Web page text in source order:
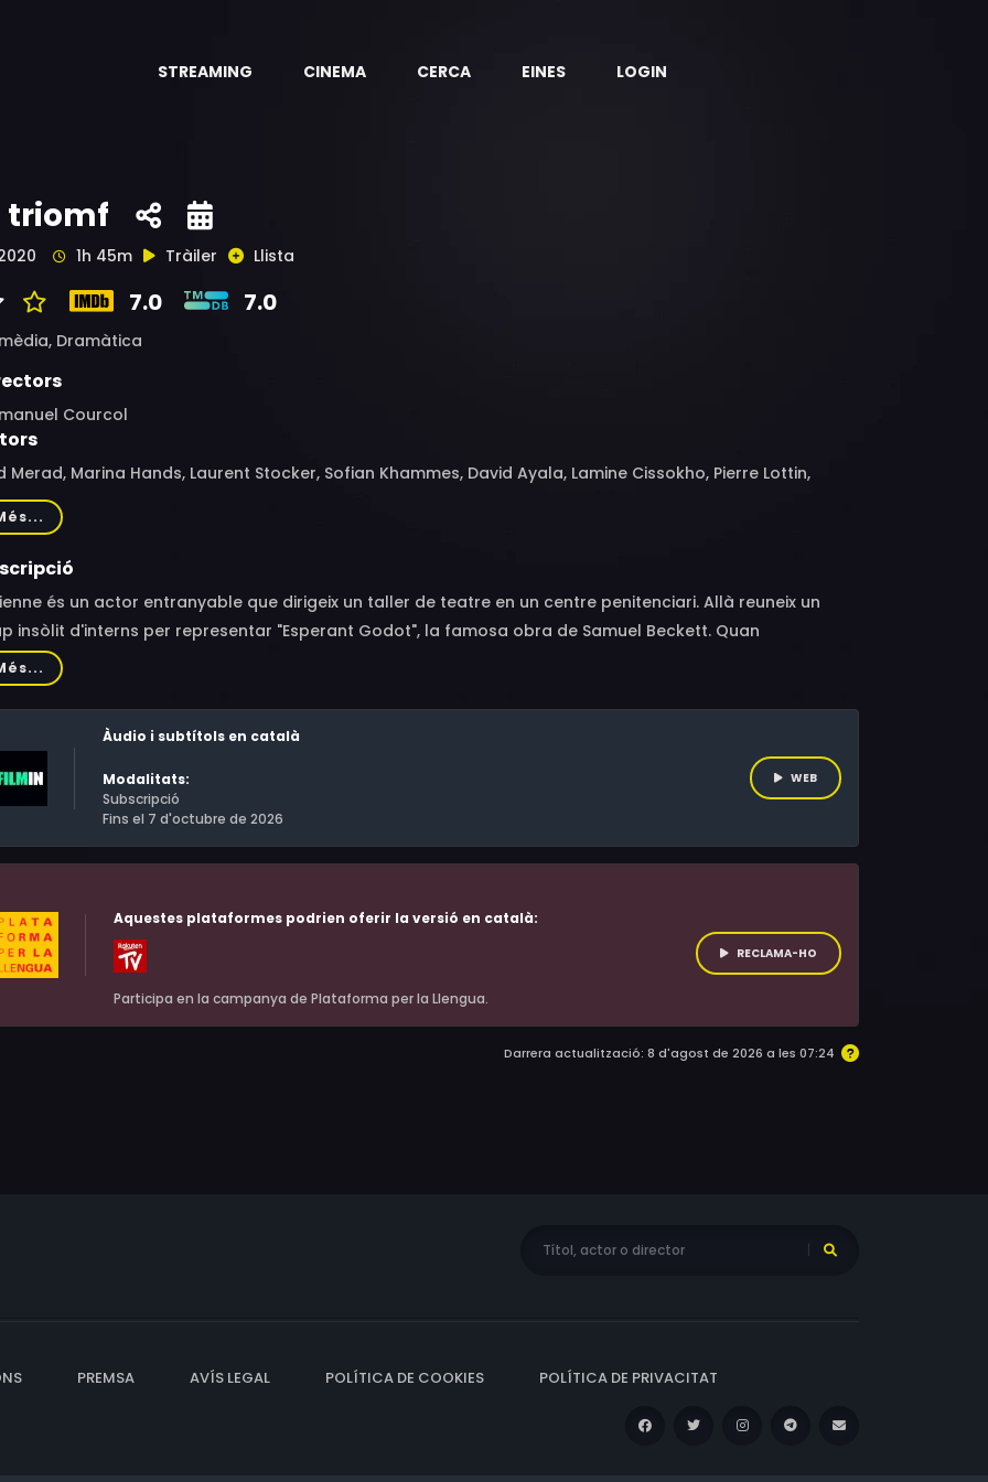
STREAMING CINEMA CERCA EINES LOGIN
triomf
1h 45m Tràiler Llista
7.0 7.0
Dramàtica
Courcol
Merad, Marina Hands, Laurent Stocker, Sofian Khammes, David Ayala, Lamine Cissokho, Pierre Lottin,
Nabié, Alexandre Medvedev, Aleksandr Medvedev, Saïd Benchnafa, Mathilde Courcol-Rozès, Samuel
Adam Baaziz, Clément Desormeaux, Selim Ziouane
és un actor entranyable que dirigeix un taller de teatre en un centre penitenciari. Allà reuneix un
insòlit d'interns per representar "Esperant Godot", la famosa obra de Samuel Beckett. Quan
l'autorització per fer una gira fora de la presó amb la seva pintoresca colla d'actors, es troba
una oportunitat que no pot deixar escapar.
Àudio i subtítols en català
Modalitats:
Subscripció
Fins el 7 d'octubre de 2026
WEB
Aquestes plataformes podrien oferir la versió en català:
Participa en la campanya de Plataforma per la Llengua.
RECLAMA-HO
Darrera actualització: 8 d'agost de 2026 a les 07:24
PREMSA AVÍS LEGAL POLÍTICA DE COOKIES POLÍTICA DE PRIVACITAT